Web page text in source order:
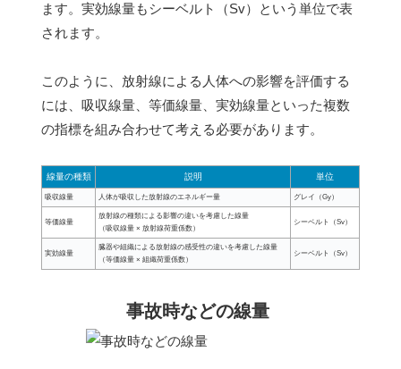
ます。実効線量もシーベルト（Sv）という単位で表
されます。
このように、放射線による人体への影響を評価する
には、吸収線量、等価線量、実効線量といった複数
の指標を組み合わせて考える必要があります。
線量の種類 説明 単位
吸収線量 人体が吸収した放射線のエネルギー量 グレイ（Gy）
等価線量
放射線の種類による影響の違いを考慮した線量
（吸収線量 × 放射線荷重係数）
シーベルト（Sv）
実効線量
臓器や組織による放射線の感受性の違いを考慮した線量
（等価線量 × 組織荷重係数）
シーベルト（Sv）
事故時などの線量